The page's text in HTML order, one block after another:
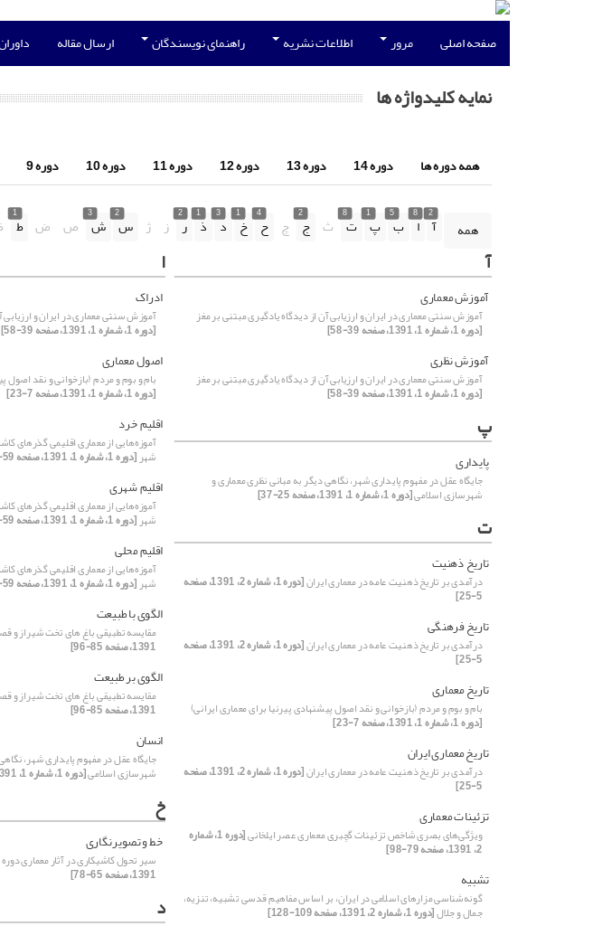
صفحه اصلی مرور اطلاعات نشریه راهنمای نویسندگان ارسال مقاله
نمایه کلیدواژه ها
همه دوره ها دوره 14 دوره 13 دوره 12 دوره 11 دوره 10 دوره 9
همه
2
آ
8
ا
5
ب
1
پ
8
ت ث
2
ج چ
4
ح
1
خ
3
د
1
ذ
2
ر ز ژ
2
س
3
ش ص ض
1
ط
آ
آموزش معماری
آموزش سنتی معماری در ایران و ارزیابی آن از دیدگاه یادگیری مبتنی بر مغز
[دوره 1، شماره 1، 1391، صفحه 39-58]
آموزش نظری
آموزش سنتی معماری در ایران و ارزیابی آن از دیدگاه یادگیری مبتنی بر مغز
[دوره 1، شماره 1، 1391، صفحه 39-58]
ا
ادراک
آموزش سنتی معماری در ایران و ارزیابی
[دوره 1، شماره 1، 1391، صفحه 39-58]
اصول معماری
بام و بوم و مردم (بازخوانی و نقد اصول
[دوره 1، شماره 1، 1391، صفحه 7-23]
اقلیم خرد
آموزه‌هایی از معماری اقلیمی گذرهای
شهر[دوره 1، شماره 1، 1391، صفحه 59-83]
اقلیم شهری
آموزه‌هایی از معماری اقلیمی گذرهای
شهر[دوره 1، شماره 1، 1391، صفحه 59-83]
اقلیم محلی
آموزه‌هایی از معماری اقلیمی گذرهای
شهر[دوره 1، شماره 1، 1391، صفحه 59-83]
الگوی با طبیعت
مقایسه تطبیقی باغ های تخت شیراز و
1391، صفحه 85-96]
الگوی بر طبیعت
مقایسه تطبیقی باغ های تخت شیراز و
1391، صفحه 85-96]
انسان
جایگاه عقل در مفهوم پایداری شهر،
شهرسازی اسلامی[دوره 1، شماره 1، 1391، صفحه 25-37]
پ
پایداری
جایگاه عقل در مفهوم پایداری شهر، نگاهی دیگر به مبانی نظری معماری و
شهرسازی اسلامی[دوره 1، شماره 1، 1391، صفحه 25-37]
ت
تاریخ ذهنیت
درآمدی بر تاریخ ذهنیت عامه در معماری ایران [دوره 1، شماره 2، 1391، صفحه
5-25]
تاریخ فرهنگی
درآمدی بر تاریخ ذهنیت عامه در معماری ایران [دوره 1، شماره 2، 1391، صفحه
5-25]
تاریخ معماری
بام و بوم و مردم (بازخوانی و نقد اصول پیشنهادی پیرنیا برای معماری ایرانی)
[دوره 1، شماره 1، 1391، صفحه 7-23]
تاریخ معماری ایران
درآمدی بر تاریخ ذهنیت عامه در معماری ایران [دوره 1، شماره 2، 1391، صفحه
5-25]
تزئینات معماری
ویژگی‌های بصری شاخص تزئینات گچبری‌ معماری عصر ایلخانی [دوره 1، شماره
2، 1391، صفحه 79-98]
تشبیه
گونه‌شناسی مزارهای اسلامی در ایران، بر اساس مفاهیم قدسی تشبیه، تنزیه،
جمال و جلال[دوره 1، شماره 2، 1391، صفحه 109-128]
خ
خط و تصویرنگاری
سیر تحول کاشیکاری در آثار معماری
1391، صفحه 65-78]
د